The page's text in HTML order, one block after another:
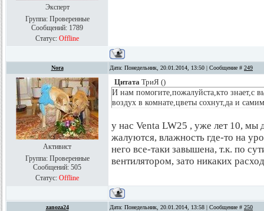
Эксперт
Группа: Проверенные
Сообщений: 1789
Статус: Offline
Nora Дата: Понедельник, 20.01.2014, 13:50 | Сообщение # 249
Активист
Группа: Проверенные
Сообщений: 505
Статус: Offline
Цитата ТриЯ ()
И нам помогите,пожалуйста,кто знает,с
воздух в комнате,цветы сохнут,да и
у нас Venta LW25 , уже лет 10, мы
жалуются, влажность где-то на
него все-таки завышена, т.к. по
вентилятором, зато никаких
zanoza24 Дата: Понедельник, 20.01.2014, 13:58 | Сообщение # 250